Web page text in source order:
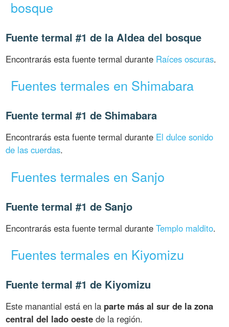
bosque
Fuente termal #1 de la Aldea del bosque
Encontrarás esta fuente termal durante Raíces oscuras.
Fuentes termales en Shimabara
Fuente termal #1 de Shimabara
Encontrarás esta fuente termal durante El dulce sonido
de las cuerdas.
Fuentes termales en Sanjo
Fuente termal #1 de Sanjo
Encontrarás esta fuente termal duranteTemplo maldito.
Fuentes termales en Kiyomizu
Fuente termal #1 de Kiyomizu
Este manantial está en la parte más al sur de la zona
central del lado oeste de la región.